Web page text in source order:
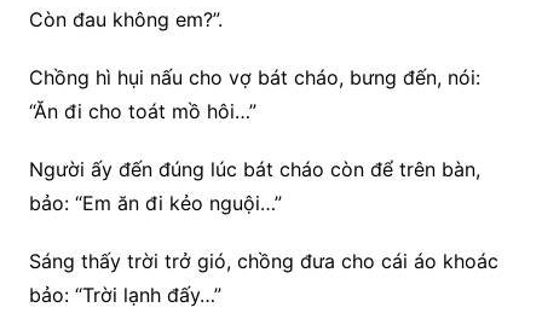
Còn đau không em?”.
Chồng hì hụi nấu cho vợ bát cháo, bưng đến, nói:
“Ăn đi cho toát mồ hôi…”
Người ấy đến đúng lúc bát cháo còn để trên bàn,
bảo: “Em ăn đi kẻo nguội…”
Sáng thấy trời trở gió, chồng đưa cho cái áo khoác
bảo: “Trời lạnh đấy…”